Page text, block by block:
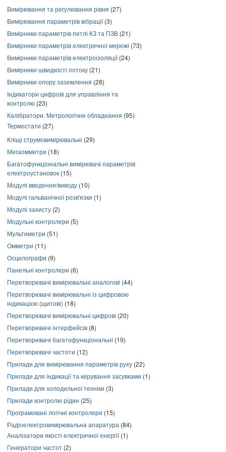
Вимірювання та регулювання рівня (27)
Вимірювання параметрів вібрації(3)
Вимірники параметрів петлі КЗ та ПЗВ (21)
Вимірники параметрів електричної мережі (73)
Вимірники параметрів електроізоляції(24)
Вимірники швидкості потоку (21)
Вимірники опору заземлення (28)
Індикатори цифрові для управління та
контролю (23)
Калібратори. Метрологічне обладнання (95)
Термостати (27)
Кліщі струмовимірювальні (29)
Мегаомметри (18)
Багатофункціональні вимірювачі параметрів
електроустановок (15)
Модулі введення/виводу (10)
Модулі гальванічної розв'язки (1)
Модулі захисту (2)
Модульні контролери (5)
Мультиметри (51)
Омметри (11)
Осцилографи (9)
Панельні контролери (6)
Перетворювачі вимірювальні аналогові (44)
Перетворювачі вимірювальні із цифровою
індикацією (щитові) (18)
Перетворювачі вимірювальні цифрові (20)
Перетворювачі інтерфейсів (8)
Перетворювачі багатофункціональні (19)
Перетворювачі частоти (12)
Прилади для вимірювання параметрів руху (22)
Прилади для індикації та керування засувками (1)
Прилади для холодильної техніки (3)
Прилади контролю рідин (25)
Програмовані логічні контролери (15)
Радіоелектровимірювальна апаратура (84)
Аналізатори якості електричної енергії(1)
Генератори частот (2)